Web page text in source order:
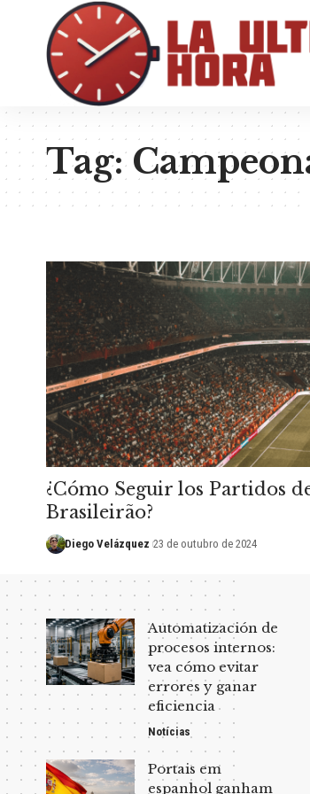
Tag:
¿Cómo Seguir los Partidos
Brasileirão?
Diego Velázquez 23 de outubro de 2024
Automatización de
procesos internos:
vea cómo evitar
errores y ganar
eficiencia
Notícias
Portais em
espanhol ganham